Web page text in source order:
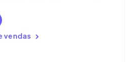
vendas